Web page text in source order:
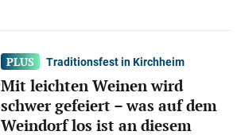
Traditionsfest in Kirchheim
Mit leichten Weinen wird
schwer gefeiert – was auf dem
Weindorf los ist an diesem